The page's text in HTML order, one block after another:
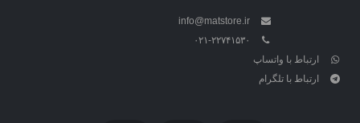
info@matstore.ir
۰۲۱-۲۲۷۴۱۵۳۰
ارتباط با واتساپ
ارتباط با تلگرام